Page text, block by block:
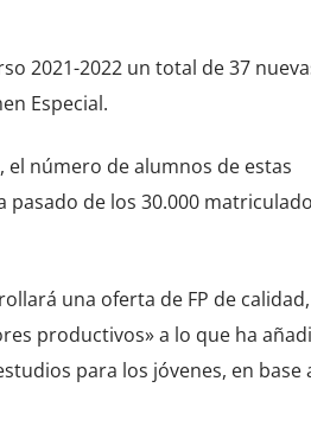
2021-2022 un total de 37
Especial.
el número de alumnos de estas
pasado de los 30.000
una oferta de FP de calidad,
productivos» a lo que ha
para los jóvenes, en base